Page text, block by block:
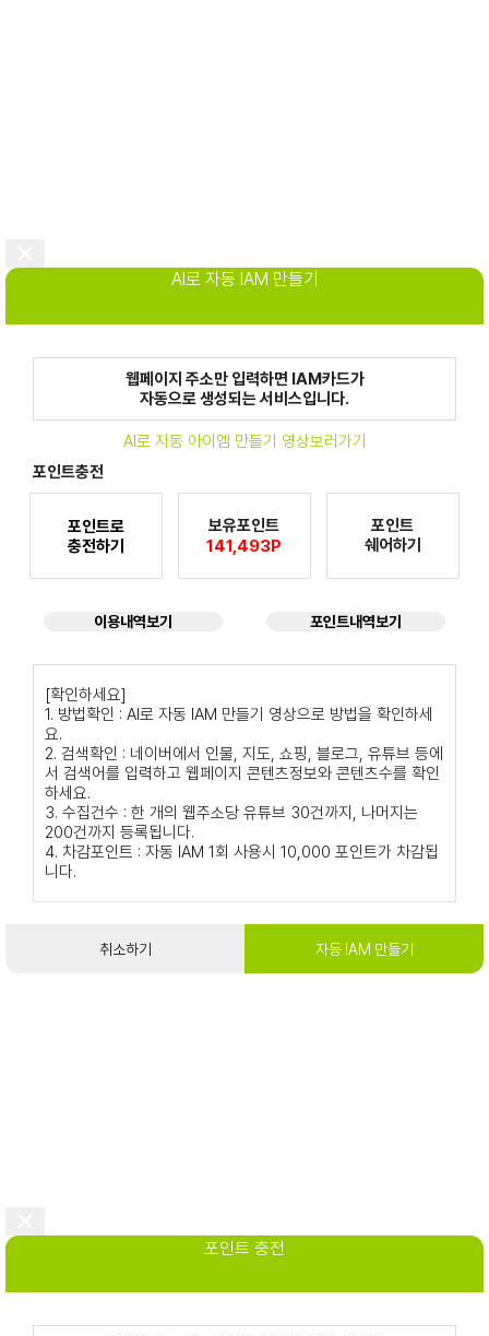
AI로 자동 IAM 만들기
웹페이지 주소만 입력하면 IAM카드가
자동으로 생성되는 서비스입니다.
AI로 자동 아이엠 만들기 영상보러가기
포인트충전
포인트로
충전하기
보유포인트
141,493P
포인트
쉐어하기
이용내역보기 포인트내역보기
[확인하세요]
1. 방법확인 : AI로 자동 IAM 만들기 영상으로 방법을 확인하세
요.
2. 검색확인 : 네이버에서 인물, 지도, 쇼핑, 블로그, 유튜브 등에
서 검색어를 입력하고 웹페이지 콘텐츠정보와 콘텐츠수를 확인
하세요.
3. 수집건수 : 한 개의 웹주소당 유튜브 30건까지, 나머지는
200건까지 등록됩니다.
4. 차감포인트 : 자동 IAM 1회 사용시 10,000 포인트가 차감됩
니다.
취소하기 자동 IAM 만들기
포인트 충전